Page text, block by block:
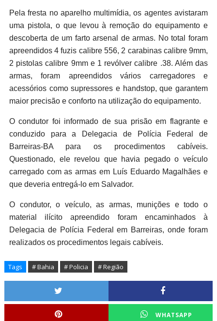
Pela fresta no aparelho multimídia, os agentes avistaram
uma pistola, o que levou à remoção do equipamento e
descoberta de um farto arsenal de armas. No total foram
apreendidos 4 fuzis calibre 556, 2 carabinas calibre 9mm,
2 pistolas calibre 9mm e 1 revólver calibre .38. Além das
armas, foram apreendidos vários carregadores e
acessórios como supressores e handstop, que garantem
maior precisão e conforto na utilização do equipamento.
O condutor foi informado de sua prisão em flagrante e
conduzido para a Delegacia de Polícia Federal de
Barreiras-BA para os procedimentos cabíveis.
Questionado, ele revelou que havia pegado o veículo
carregado com as armas em Luís Eduardo Magalhães e
que deveria entregá-lo em Salvador.
O condutor, o veículo, as armas, munições e todo o
material ilícito apreendido foram encaminhados à
Delegacia de Polícia Federal em Barreiras, onde foram
realizados os procedimentos legais cabíveis.
Tags # Bahia # Policia # Região
WHATSAPP